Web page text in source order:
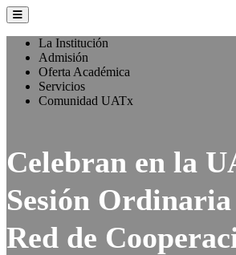
La Institución
Admisión
Oferta Académica
Servicios
Comunidad UATx
Celebran en la
Sesión
Red de